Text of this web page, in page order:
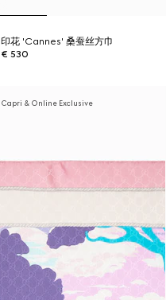
印花 'Cannes' 桑蚕丝方巾
€ 530
Capri & Online Exclusive